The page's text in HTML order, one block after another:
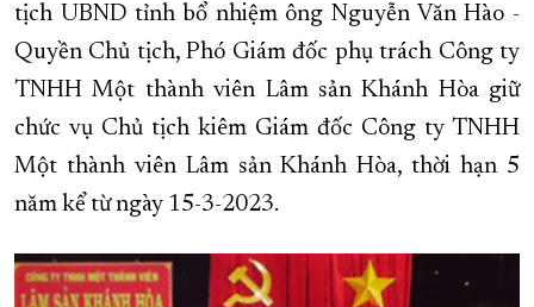
KHOẢNH KHẮC ĐẸP XỨ TRẦM
XÂY DỰNG KHÁNH HÒA TRỞ THÀNH THÀNH PHỐ TRỰC THUỘC
ĐẠI HỘI ĐẢNG CÁC CẤP TRANG CHỦ VỀ BÁO KHÁNH HÒA
tịch UBND tỉnh bổ nhiệm ông Nguyễn Văn Hào -
Quyền Chủ tịch, Phó Giám đốc phụ trách Công ty
TNHH Một thành viên Lâm sản Khánh Hòa giữ
chức vụ Chủ tịch kiêm Giám đốc Công ty TNHH
Một thành viên Lâm sản Khánh Hòa, thời hạn 5
năm kể từ ngày 15-3-2023.